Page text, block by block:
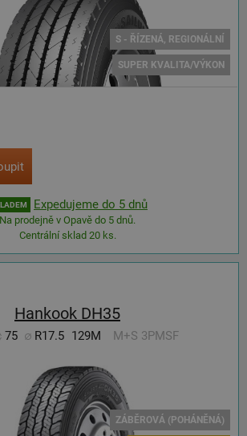
S - ŘÍZENÁ, REGIONÁLNÍ
SUPER KVALITA/VÝKON
Expedujeme do 5 dnů
Na prodejně v Opavě do 5 dnů.
Centrální sklad 20 ks.
Hankook DH35
75 R17.5 129M M+S 3PMSF
ZÁBĚROVÁ (POHÁNĚNÁ)